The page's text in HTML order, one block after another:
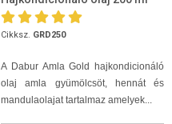
Cikksz. GRD250
A Dabur Amla Gold hajkondicionáló
olaj amla gyümölcsöt, hennát és
mandulaolajat tartalmaz amelyek...